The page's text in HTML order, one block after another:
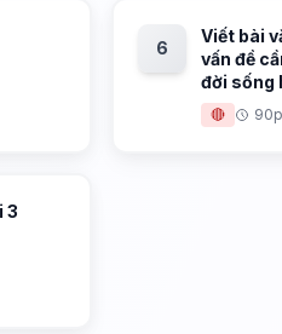
6
Viết bài
vấn đề
đời sống
🔴 90p
3